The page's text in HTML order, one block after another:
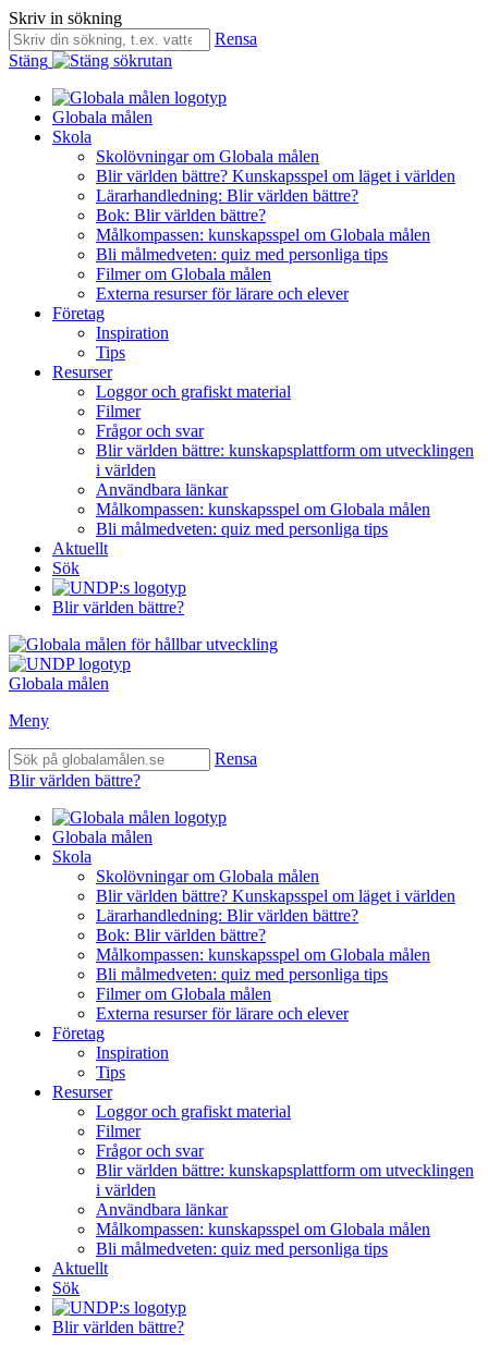
Skriv in sökning
Rensa
Stäng
Globala målen
Skola
Skolövningar om Globala målen
Blir världen bättre? Kunskapsspel om läget i världen
Lärarhandledning: Blir världen bättre?
Bok: Blir världen bättre?
Målkompassen: kunskapsspel om Globala målen
Bli målmedveten: quiz med personliga tips
Filmer om Globala målen
Externa resurser för lärare och elever
Företag
Inspiration
Tips
Resurser
Loggor och grafiskt material
Filmer
Frågor och svar
Blir världen bättre: kunskapsplattform om utvecklingen
i världen
Användbara länkar
Målkompassen: kunskapsspel om Globala målen
Bli målmedveten: quiz med personliga tips
Aktuellt
Sök
Blir världen bättre?
Globala målen
Meny
Rensa
Blir världen bättre?
Globala målen
Skola
Skolövningar om Globala målen
Blir världen bättre? Kunskapsspel om läget i världen
Lärarhandledning: Blir världen bättre?
Bok: Blir världen bättre?
Målkompassen: kunskapsspel om Globala målen
Bli målmedveten: quiz med personliga tips
Filmer om Globala målen
Externa resurser för lärare och elever
Företag
Inspiration
Tips
Resurser
Loggor och grafiskt material
Filmer
Frågor och svar
Blir världen bättre: kunskapsplattform om utvecklingen
i världen
Användbara länkar
Målkompassen: kunskapsspel om Globala målen
Bli målmedveten: quiz med personliga tips
Aktuellt
Sök
Blir världen bättre?